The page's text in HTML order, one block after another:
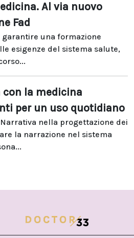
Al via nuovo
Fad
una formazione
esigenze del sistema salute,
con la medicina
per un uso quotidiano
nella progettazione dei
la narrazione nel sistema